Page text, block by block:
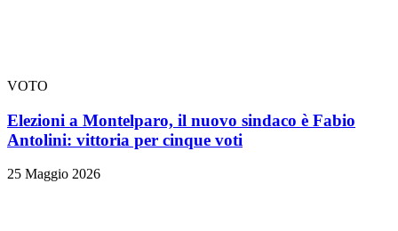
VOTO
Elezioni a Montelparo, il nuovo sindaco è Fabio
Antolini: vittoria per cinque voti
25 Maggio 2026